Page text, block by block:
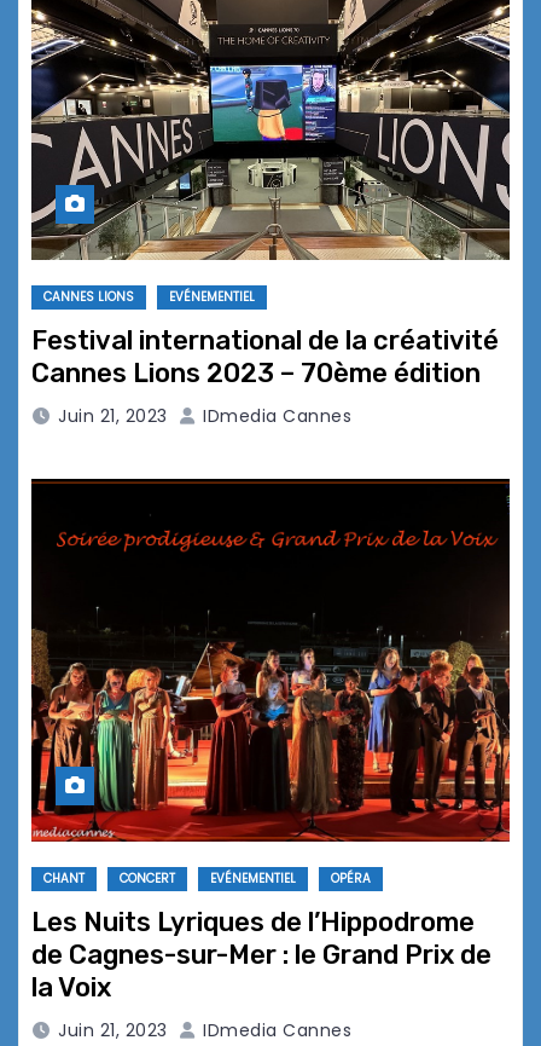
CANNES LIONS EVÉNEMENTIEL
Festival international de la créativité
Cannes Lions 2023 – 70ème édition
Juin 21, 2023 IDmedia Cannes
CHANT CONCERT EVÉNEMENTIEL OPÉRA
Les Nuits Lyriques de l’Hippodrome
de Cagnes-sur-Mer : le Grand Prix de
la Voix
Juin 21, 2023 IDmedia Cannes